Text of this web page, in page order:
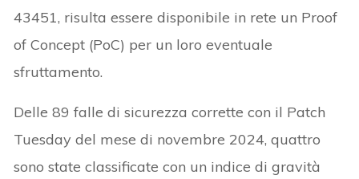
43451, risulta essere disponibile in rete un Proof
of Concept (PoC) per un loro eventuale
sfruttamento.
Delle 89 falle di sicurezza corrette con il Patch
Tuesday del mese di novembre 2024, quattro
sono state classificate con un indice di gravità